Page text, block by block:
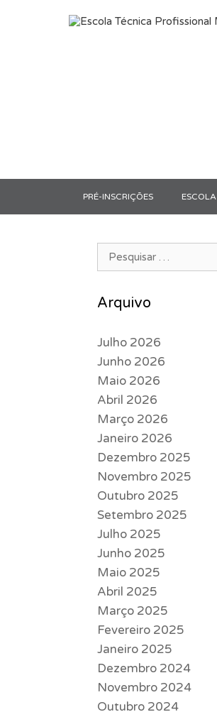
PRÉ-INSCRIÇÕES ESCOLA
Pesquisar por:
Arquivo
Julho 2026
Junho 2026
Maio 2026
Abril 2026
Março 2026
Janeiro 2026
Dezembro 2025
Novembro 2025
Outubro 2025
Setembro 2025
Julho 2025
Junho 2025
Maio 2025
Abril 2025
Março 2025
Fevereiro 2025
Janeiro 2025
Dezembro 2024
Novembro 2024
Outubro 2024